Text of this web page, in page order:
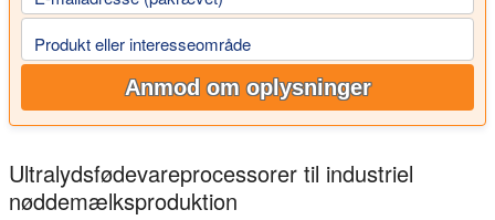
Produkt eller interesseområde
Anmod om oplysninger
Ultralydsfødevareprocessorer til industriel
nøddemælksproduktion